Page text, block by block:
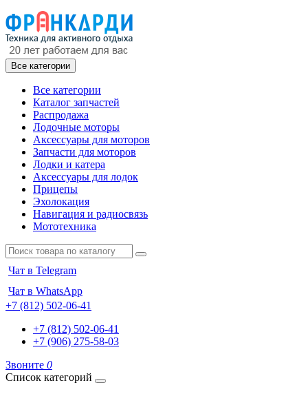
Все категории
Все категории
Каталог запчастей
Распродажа
Лодочные моторы
Аксессуары для моторов
Запчасти для моторов
Лодки и катера
Аксессуары для лодок
Прицепы
Эхолокация
Навигация и радиосвязь
Мототехника
Чат в Telegram
Чат в WhatsApp
+7 (812) 502-06-41
+7 (812) 502-06-41
+7 (906) 275-58-03
Звоните 0
Список категорий